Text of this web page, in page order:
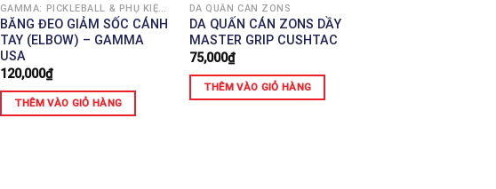
GAMMA: PICKLEBALL & PHỤ KIỆN THỂ THAO (MỸ)
BĂNG ĐEO GIẢM SỐC CÁNH
TAY (ELBOW) – GAMMA
USA
120,000₫
THÊM VÀO GIỎ HÀNG
DA QUẤN CÁN ZONS
DA QUẤN CÁN ZONS DẦY
MASTER GRIP CUSHTAC
75,000₫
THÊM VÀO GIỎ HÀNG